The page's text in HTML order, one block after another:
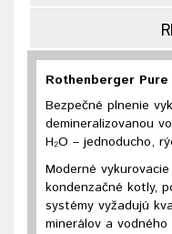
Rothenberger
Bezpečné plnenie
demineralizovanou
H₂O – jednoducho,
Moderné
kondenzačné kotly,
systémy vyžadujú
minerálov a